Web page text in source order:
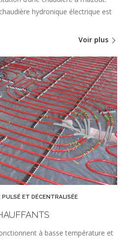
hydronique électrique est
Voir plus
ET DÉCENTRALISÉE
à basse température et